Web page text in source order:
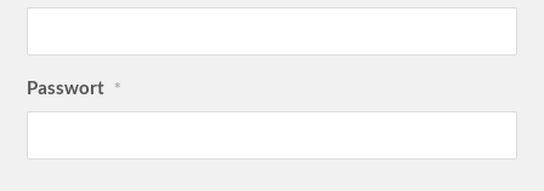
Passwort *